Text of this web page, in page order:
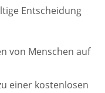
Entscheidung
von Menschen auf
einer kostenlosen